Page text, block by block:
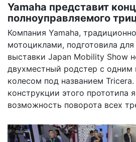
Yamaha представит
полноуправляемого
Компания Yamaha,
мотоциклами, подготовила
выставки Japan Mobility Show
двухместный родстер с
колесом под названием
конструкции этого прототипа
возможность поворота всех